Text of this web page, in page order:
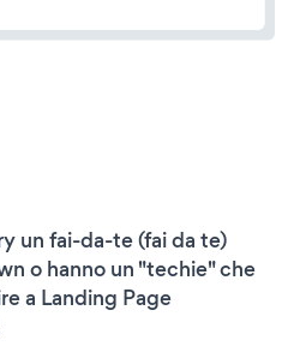
un fai-da-te (fai da te)
o hanno un "techie" che
a Landing Page